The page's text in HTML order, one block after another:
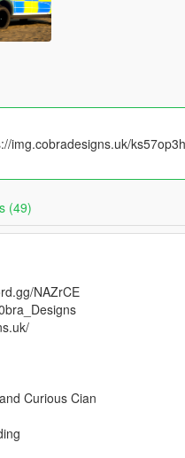
img.cobradesigns.uk/
(49)
NAZrCE
Curious Cian